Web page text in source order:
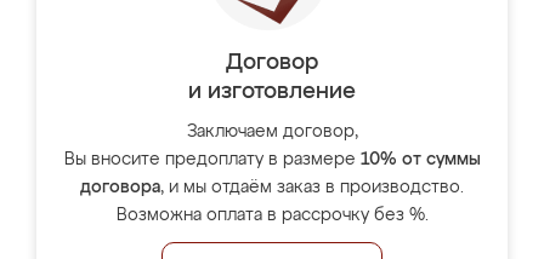
Договор
и изготовление
Заключаем договор,
Вы вносите предоплату в размере 10% от суммы
договора, и мы отдаём заказ в производство.
Возможна оплата в рассрочку без %.